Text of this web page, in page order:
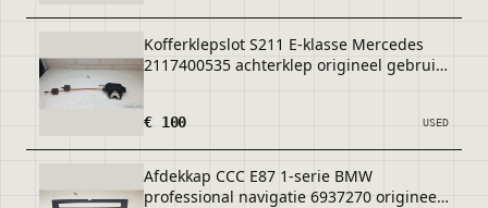
Kofferklepslot S211 E-klasse Mercedes
2117400535 achterklep origineel gebruikt
€ 100 USED
Afdekkap CCC E87 1-serie BMW
professional navigatie 6937270 origineel